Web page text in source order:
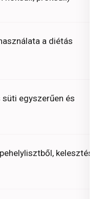
a diétás
egyszerűen és
kelesztés